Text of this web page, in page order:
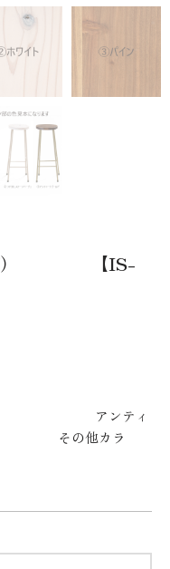
イプ） 【IS-
ンティ
その他カラ